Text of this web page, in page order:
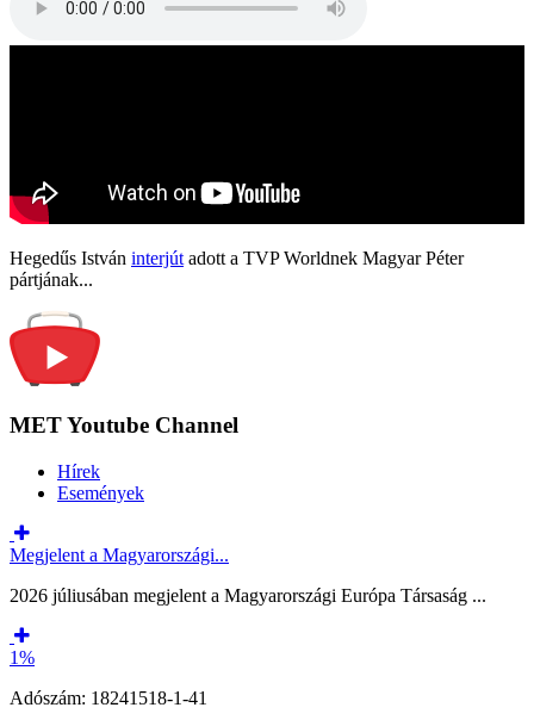
Hegedűs István interjút adott a TVP Worldnek Magyar Péter
pártjának...
MET Youtube Channel
Hírek
Események
Megjelent a Magyarországi...
2026 júliusában megjelent a Magyarországi Európa Társaság ...
1%
Adószám: 18241518-1-41